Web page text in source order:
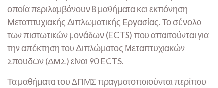
οποία περιλαμβάνουν 8 μαθήματα και εκπόνηση
Μεταπτυχιακής Διπλωματικής Εργασίας. Το σύνολο
των πιστωτικών μονάδων (ECTS) που απαιτούνται για
την απόκτηση του Διπλώματος Μεταπτυχιακών
Σπουδών (ΔΜΣ) είναι 90 ECTS.
Τα μαθήματα του ΔΠΜΣ πραγματοποιούνται περίπου